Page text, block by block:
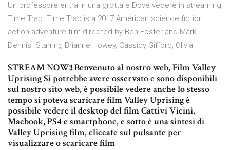
Un professore entra in una grotta e Dove vedere in streaming
Time Trap Time Trap is a 2017 American science fiction
action adventure film directed by Ben Foster and Mark
Dennis. Starring Brianne Howey, Cassidy Gifford, Olivia
STREAM NOW!! Benvenuto al nostro web, Film Valley
Uprising Si potrebbe avere osservato e sono disponibili
sul nostro sito web, è possibile vedere anche lo stesso
tempo si poteva scaricare film Valley Uprising è
possibile vedere il desktop del film Cattivi Vicini,
Macbook, PS4 e smartphone, e sotto è una sintesi di
Valley Uprising film, cliccate sul pulsante per
visualizzare o scaricare film